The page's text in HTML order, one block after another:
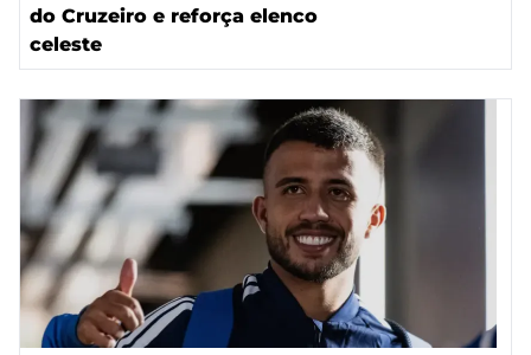
do Cruzeiro e reforça elenco
celeste